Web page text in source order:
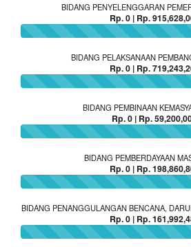
BIDANG PENYELENGGARAN
Rp. 0 | Rp.
BIDANG PELAKSANAAN
Rp. 0 | Rp.
BIDANG PEMBINAAN
Rp. 0 | Rp.
BIDANG PEMBERDAYAAN
Rp. 0 | Rp.
BIDANG PENANGGULANGAN BENCANA,
Rp. 0 | Rp.